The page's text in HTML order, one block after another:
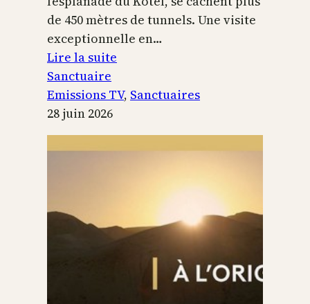
de 450 mètres de tunnels. Une visite
exceptionnelle en…
Lire la suite
Temple
Jérusalem
Sanctuaire
Emissions TV, Sanctuaires
28 juin 2026